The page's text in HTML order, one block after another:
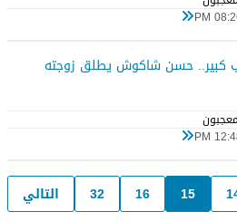
كبير.. حسن شاكوش يطلق زوجته
15
16
32 التالي